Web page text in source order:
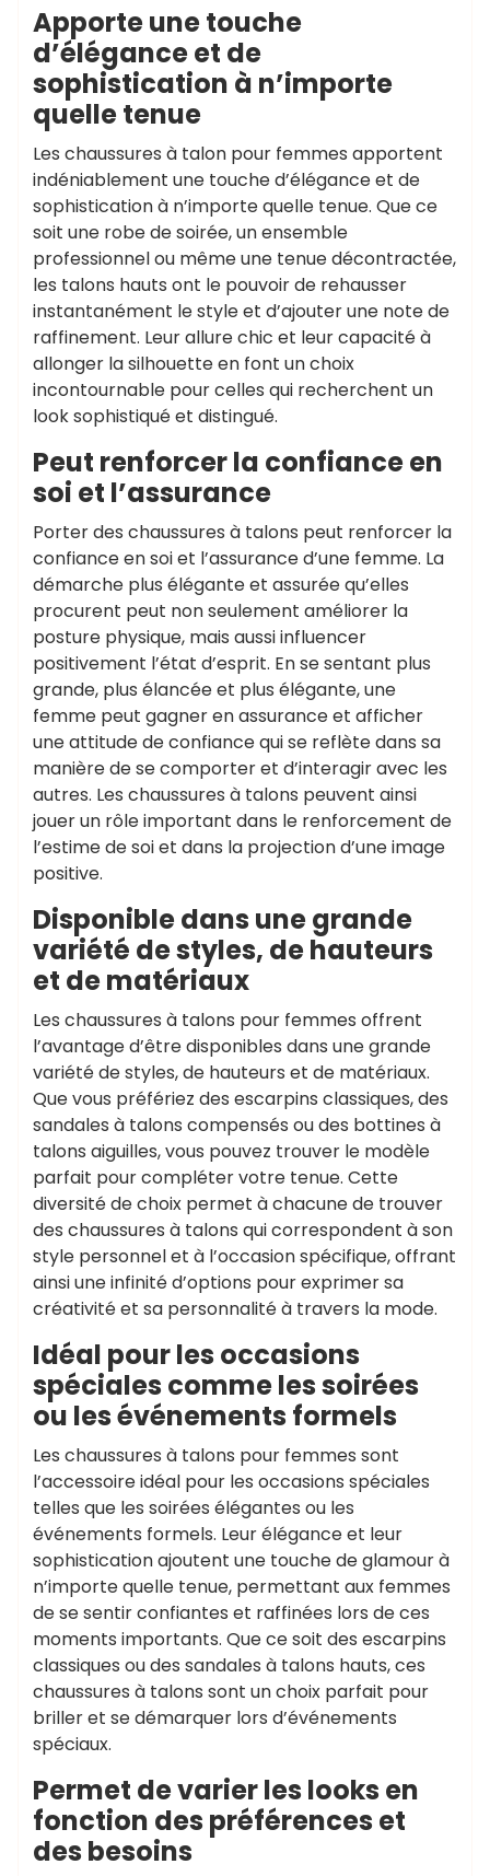
Apporte une touche
d’élégance et de
sophistication à n’importe
quelle tenue
Les chaussures à talon pour femmes apportent
indéniablement une touche d’élégance et de
sophistication à n’importe quelle tenue. Que ce
soit une robe de soirée, un ensemble
professionnel ou même une tenue décontractée,
les talons hauts ont le pouvoir de rehausser
instantanément le style et d’ajouter une note de
raffinement. Leur allure chic et leur capacité à
allonger la silhouette en font un choix
incontournable pour celles qui recherchent un
look sophistiqué et distingué.
Peut renforcer la confiance en
soi et l’assurance
Porter des chaussures à talons peut renforcer la
confiance en soi et l’assurance d’une femme. La
démarche plus élégante et assurée qu’elles
procurent peut non seulement améliorer la
posture physique, mais aussi influencer
positivement l’état d’esprit. En se sentant plus
grande, plus élancée et plus élégante, une
femme peut gagner en assurance et afficher
une attitude de confiance qui se reflète dans sa
manière de se comporter et d’interagir avec les
autres. Les chaussures à talons peuvent ainsi
jouer un rôle important dans le renforcement de
l’estime de soi et dans la projection d’une image
positive.
Disponible dans une grande
variété de styles, de hauteurs
et de matériaux
Les chaussures à talons pour femmes offrent
l’avantage d’être disponibles dans une grande
variété de styles, de hauteurs et de matériaux.
Que vous préfériez des escarpins classiques, des
sandales à talons compensés ou des bottines à
talons aiguilles, vous pouvez trouver le modèle
parfait pour compléter votre tenue. Cette
diversité de choix permet à chacune de trouver
des chaussures à talons qui correspondent à son
style personnel et à l’occasion spécifique, offrant
ainsi une infinité d’options pour exprimer sa
créativité et sa personnalité à travers la mode.
Idéal pour les occasions
spéciales comme les soirées
ou les événements formels
Les chaussures à talons pour femmes sont
l’accessoire idéal pour les occasions spéciales
telles que les soirées élégantes ou les
événements formels. Leur élégance et leur
sophistication ajoutent une touche de glamour à
n’importe quelle tenue, permettant aux femmes
de se sentir confiantes et raffinées lors de ces
moments importants. Que ce soit des escarpins
classiques ou des sandales à talons hauts, ces
chaussures à talons sont un choix parfait pour
briller et se démarquer lors d’événements
spéciaux.
Permet de varier les looks en
fonction des préférences et
des besoins